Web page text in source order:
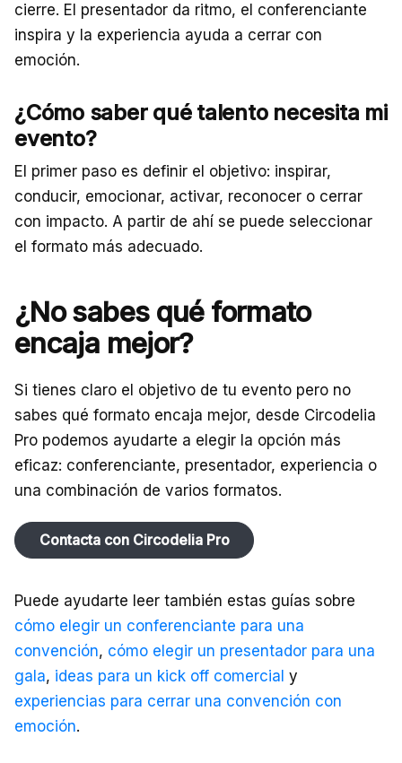
cierre. El presentador da ritmo, el conferenciante
inspira y la experiencia ayuda a cerrar con
emoción.
¿Cómo saber qué talento necesita mi
evento?
El primer paso es definir el objetivo: inspirar,
conducir, emocionar, activar, reconocer o cerrar
con impacto. A partir de ahí se puede seleccionar
el formato más adecuado.
¿No sabes qué formato
encaja mejor?
Si tienes claro el objetivo de tu evento pero no
sabes qué formato encaja mejor, desde Circodelia
Pro podemos ayudarte a elegir la opción más
eficaz: conferenciante, presentador, experiencia o
una combinación de varios formatos.
Contacta con Circodelia Pro
Puede ayudarte leer también estas guías sobre
cómo elegir un conferenciante para una
convención, cómo elegir un presentador para una
gala, ideas para un kick off comercial y
experiencias para cerrar una convención con
emoción.